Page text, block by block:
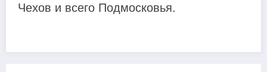
Чехов и всего Подмосковья.